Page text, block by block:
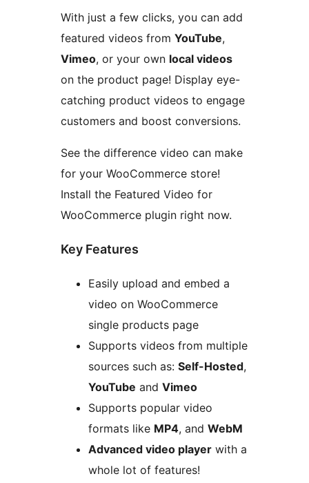
With just a few clicks, you can add
featured videos from YouTube,
Vimeo, or your own local videos
on the product page! Display eye-
catching product videos to engage
customers and boost conversions.
See the difference video can make
for your WooCommerce store!
Install the Featured Video for
WooCommerce plugin right now.
Key Features
Easily upload and embed a
video on WooCommerce
single products page
Supports videos from multiple
sources such as: Self-Hosted,
YouTube and Vimeo
Supports popular video
formats like MP4, and WebM
Advanced video player with a
whole lot of features!